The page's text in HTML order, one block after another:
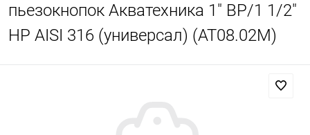
пьезокнопок Акватехника 1" ВР/1 1/2"
НР AISI 316 (универсал) (AT08.02M)